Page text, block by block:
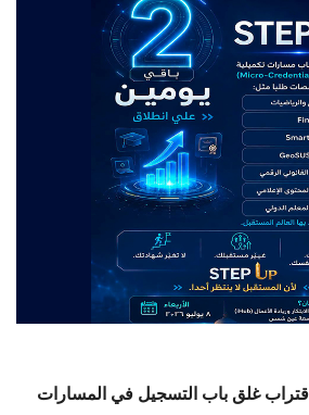
غلق باب التسجيل في المسارات